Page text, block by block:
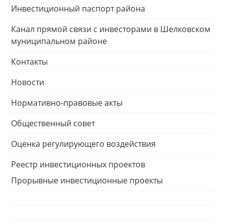
Инвестиционный паспорт района
Канал прямой связи с инвесторами в Шелковском
муниципальном районе
Контакты
Новости
Нормативно-правовые акты
Общественный совет
Оценка регулирующего воздействия
Реестр инвестиционных проектов
Прорывные инвестиционные проекты